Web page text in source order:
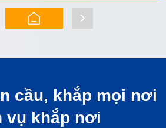
cầu, khắp mọi nơi
vụ khắp nơi